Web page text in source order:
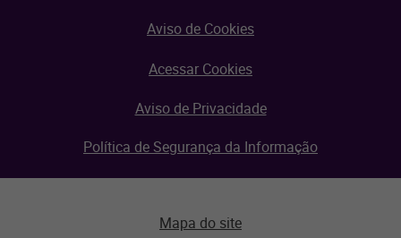
Aviso de Cookies
Acessar Cookies
Aviso de Privacidade
Política de Segurança da Informação
Mapa do site